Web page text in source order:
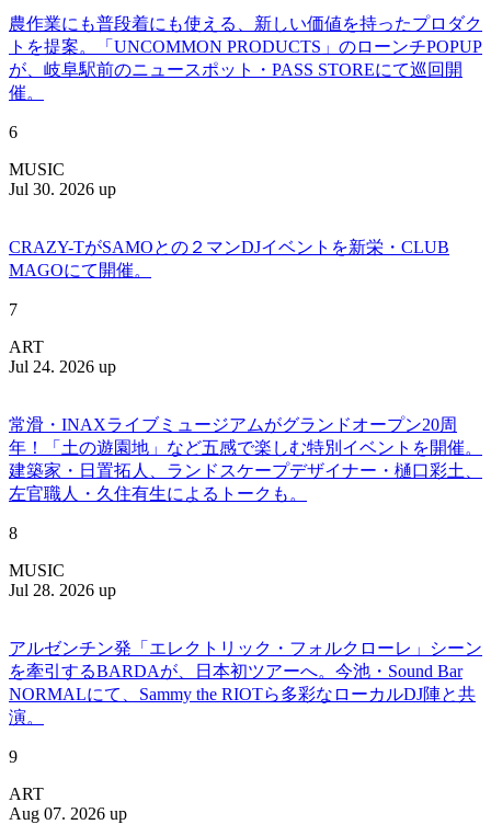
農作業にも普段着にも使える、新しい価値を持ったプロダク
トを提案。「UNCOMMON PRODUCTS」のローンチPOPUP
が、岐阜駅前のニュースポット・PASS STOREにて巡回開
催。
6
MUSIC
Jul 30. 2026 up
CRAZY-TがSAMOとの２マンDJイベントを新栄・CLUB
MAGOにて開催。
7
ART
Jul 24. 2026 up
常滑・INAXライブミュージアムがグランドオープン20周
年！「土の遊園地」など五感で楽しむ特別イベントを開催。
建築家・日置拓人、ランドスケープデザイナー・樋口彩土、
左官職人・久住有生によるトークも。
8
MUSIC
Jul 28. 2026 up
アルゼンチン発「エレクトリック・フォルクローレ」シーン
を牽引するBARDAが、日本初ツアーへ。今池・Sound Bar
NORMALにて、Sammy the RIOTら多彩なローカルDJ陣と共
演。
9
ART
Aug 07. 2026 up